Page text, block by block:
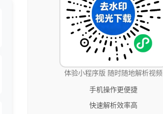
体验小程序版 随时随地解析视频
手机操作更便捷
快速解析效率高